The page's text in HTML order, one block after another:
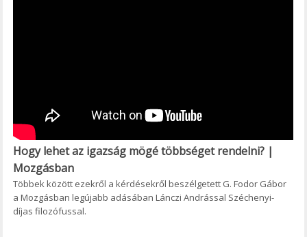
Hogy lehet az igazság mögé többséget rendelni? |
Mozgásban
Többek között ezekről a kérdésekről beszélgetett G. Fodor Gábor
a Mozgásban legújabb adásában Lánczi Andrással Széchenyi-
díjas filozófussal.